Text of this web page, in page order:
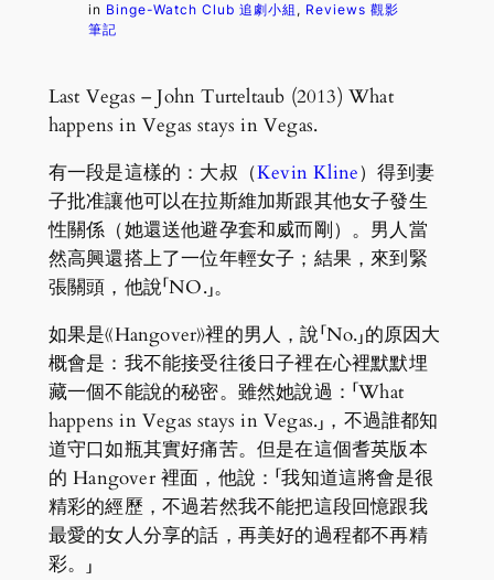
in Binge-Watch Club 追劇小組 , Reviews 觀影
筆記
Last Vegas – John Turteltaub (2013) What
happens in Vegas stays in Vegas.
有一段是這樣的：大叔（Kevin Kline）得到妻
子批准讓他可以在拉斯維加斯跟其他女子發生
性關係（她還送他避孕套和威而剛）。男人當
然高興還搭上了一位年輕女子；結果，來到緊
張關頭，他說「NO.」。
如果是《Hangover》裡的男人，說「No.」的原因大
概會是：我不能接受往後日子裡在心裡默默埋
藏一個不能說的秘密。雖然她說過：「What
happens in Vegas stays in Vegas.」，不過誰都知
道守口如瓶其實好痛苦。但是在這個耆英版本
的 Hangover 裡面，他說：「我知道這將會是很
精彩的經歷，不過若然我不能把這段回憶跟我
最愛的女人分享的話，再美好的過程都不再精
彩。」